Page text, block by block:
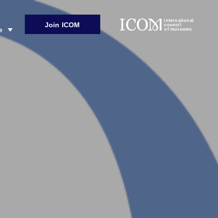
Join ICOM
international
council
of museums